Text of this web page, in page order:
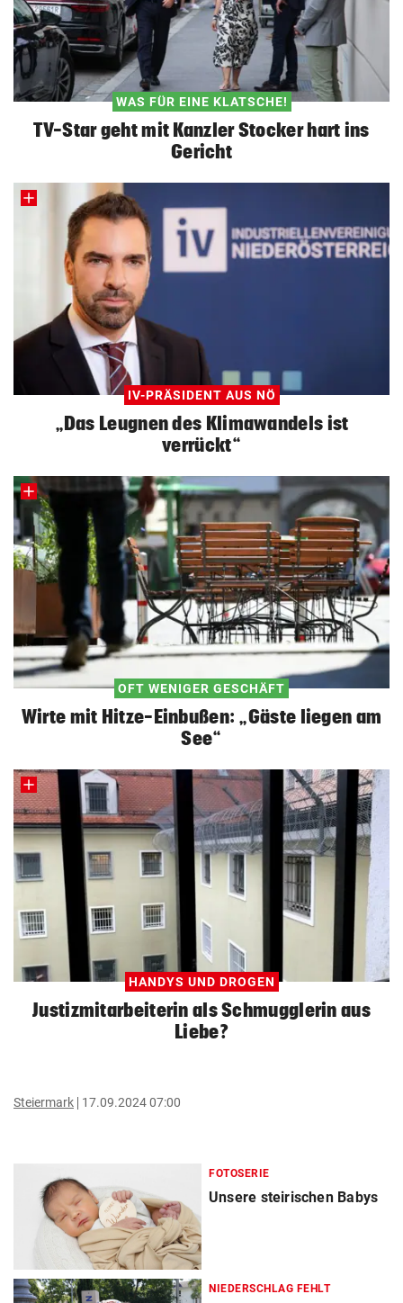
WAS FÜR EINE KLATSCHE!
TV-Star geht mit Kanzler Stocker hart ins
Gericht
IV-PRÄSIDENT AUS NÖ
„Das Leugnen des Klimawandels ist
verrückt“
OFT WENIGER GESCHÄFT
Wirte mit Hitze-Einbußen: „Gäste liegen am
See“
HANDYS UND DROGEN
Justizmitarbeiterin als Schmugglerin aus
Liebe?
Steiermark 17.09.2024 07:00
FOTOSERIE
Unsere steirischen Babys
NIEDERSCHLAG FEHLT